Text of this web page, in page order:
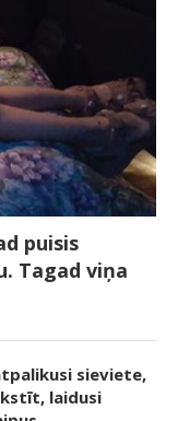
puisis
Tagad viņa
sieviete,
laidusi